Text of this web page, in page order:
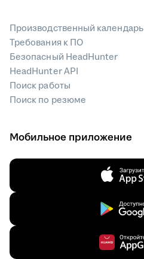
Производственный календарь
Требования к ПО
Безопасный HeadHunter
HeadHunter API
Поиск работы
Поиск по резюме
Мобильное приложение